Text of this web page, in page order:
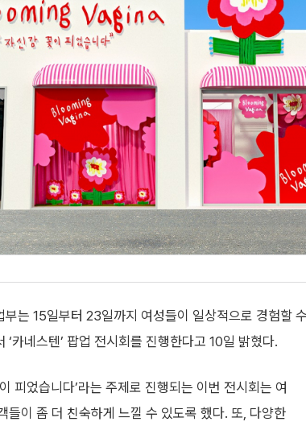
는 15일부터 23일까지 여성들이 일상적으로 경험할
카네스텐’ 팝업 전시회를 진행한다고 10일 밝혔다.
피었습니다’라는 주제로 진행되는 이번 전시회는 여
들이 좀 더 친숙하게 느낄 수 있도록 했다. 또, 다양한